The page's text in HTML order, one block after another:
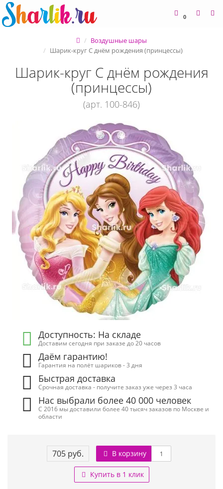
0
Воздушные шары
Шарик-круг С днём рождения (принцессы)
Шарик-круг С днём рождения
(принцессы)
(арт. 100-846)
Доступность: На складе
Доставим сегодня при заказе до 20 часов
Даём гарантию!
Гарантия на полёт шариков - 3 дня
Быстрая доставка
Срочная доставка - получите заказ уже через 3 часа
Нас выбрали более 40 000 человек
С 2016 мы доставили более 40 тысяч заказов по Москве и
области
705 руб. В корзину
Купить в 1 клик